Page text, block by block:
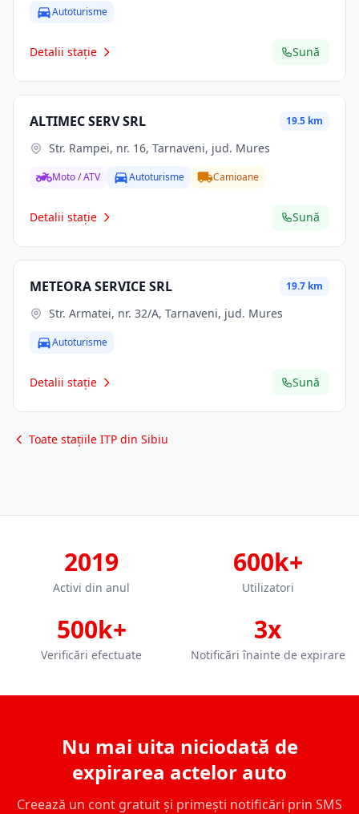
Autoturisme
Detalii stație Sună
ALTIMEC SERV SRL 19.5 km
Str. Rampei, nr. 16, Tarnaveni, jud. Mures
Moto / ATV Autoturisme Camioane
Detalii stație Sună
METEORA SERVICE SRL 19.7 km
Str. Armatei, nr. 32/A, Tarnaveni, jud. Mures
Autoturisme
Detalii stație Sună
Toate stațiile ITP din Sibiu
2019
Activi din anul
600k+
Utilizatori
500k+
Verificări efectuate
3x
Notificări înainte de expirare
Nu mai uita niciodată de
expirarea actelor auto
Creează un cont gratuit și primești notificări prin SMS